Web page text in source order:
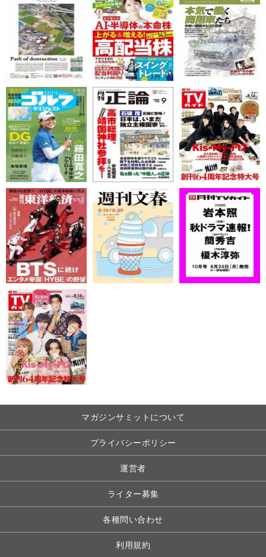
マガジンサミットについて
プライバシーポリシー
運営者
ライター募集
各種問い合わせ
利用規約